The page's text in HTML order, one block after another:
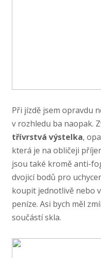
Při jízdě jsem opravdu
v rozhledu ba naopak.
třívrstvá výstelka,
která je na obličeji
jsou také kromě anti-​
dvojicí bodů pro
koupit jednotlivě nebo
peníze. Asi bych měl
součástí skla.